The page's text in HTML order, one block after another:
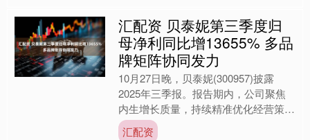
汇配资 贝泰妮第三季度归
母净利同比增13655% 多品
牌矩阵协同发力
10月27日晚，贝泰妮(300957)披露
2025年三季报。报告期内，公司聚焦
内生增长质量，持续精准优化经营策
略，在复杂市场环境中展现出发展韧性
汇配资